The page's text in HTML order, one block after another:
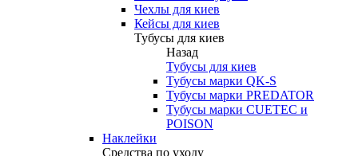
Чехлы для киев
Кейсы для киев
Тубусы для киев
Назад
Тубусы для киев
Тубусы марки QK-S
Тубусы марки PREDATOR
Тубусы марки CUETEC и
POISON
Наклейки
Средства по уходу